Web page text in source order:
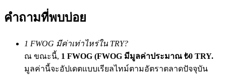
คำถามที่พบบ่อย
1 FWOG มีค่าเท่าไหร่ใน TRY?
ณ ขณะนี้, 1 FWOG (FWOG มีมูลค่าประมาณ ₺0 TRY.
มูลค่านี้จะอัปเดตแบบเรียลไทม์ตามอัตราตลาดปัจจุบัน